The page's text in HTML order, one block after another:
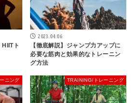
HIITト
2023.04.06
【徹底解説】ジャンプ力アップに
必要な筋肉と効果的なトレーニン
グ方法
ニング TRAINING/トレーニング